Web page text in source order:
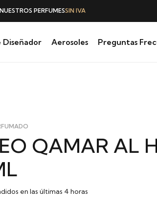
SIN IVA
Diseñador Aerosoles Preguntas
QAMAR AL
en las últimas 4 horas